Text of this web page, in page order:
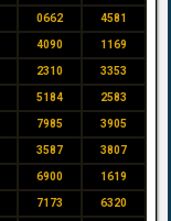
0662 4581
4090 1169
2310 3353
5184 2583
7985 3905
3587 3807
6900 1619
7173 6320